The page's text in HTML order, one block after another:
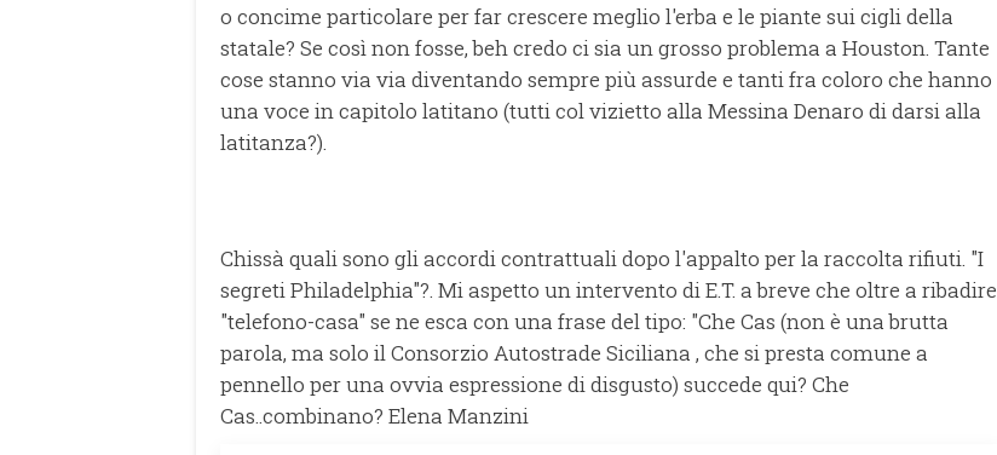
o concime particolare per far crescere meglio l'erba e le piante sui cigli della
statale? Se così non fosse, beh credo ci sia un grosso problema a Houston. Tante
cose stanno via via diventando sempre più assurde e tanti fra coloro che hanno
una voce in capitolo latitano (tutti col vizietto alla Messina Denaro di darsi alla
latitanza?).
Chissà quali sono gli accordi contrattuali dopo l'appalto per la raccolta rifiuti. "I
segreti Philadelphia"?. Mi aspetto un intervento di E.T. a breve che oltre a ribadire
"telefono-casa" se ne esca con una frase del tipo: "Che Cas (non è una brutta
parola, ma solo il Consorzio Autostrade Siciliana , che si presta comune a
pennello per una ovvia espressione di disgusto) succede qui? Che
Cas..combinano? Elena Manzini